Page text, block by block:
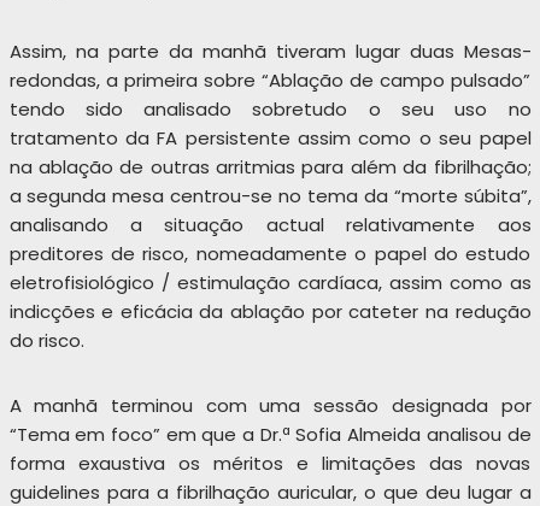
Assim, na parte da manhã tiveram lugar duas Mesas-
redondas, a primeira sobre “Ablação de campo pulsado”
tendo sido analisado sobretudo o seu uso no
tratamento da FA persistente assim como o seu papel
na ablação de outras arritmias para além da fibrilhação;
a segunda mesa centrou-se no tema da “morte súbita”,
analisando a situação actual relativamente aos
preditores de risco, nomeadamente o papel do estudo
eletrofisiológico / estimulação cardíaca, assim como as
indicções e eficácia da ablação por cateter na redução
do risco.
A manhã terminou com uma sessão designada por
“Tema em foco” em que a Dr.ª Sofia Almeida analisou de
forma exaustiva os méritos e limitações das novas
guidelines para a fibrilhação auricular, o que deu lugar a